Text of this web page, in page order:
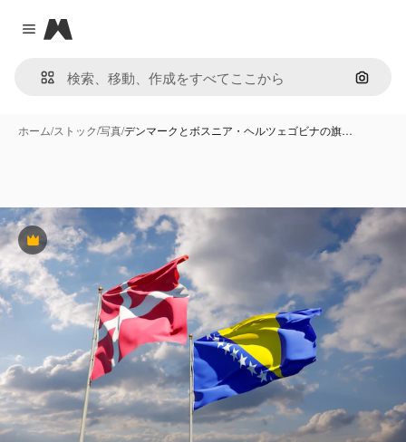
Close menu
Magnific
画像で
ホーム/ストック/写真/デンマークとボスニア・ヘルツェゴビナの旗…
Premium